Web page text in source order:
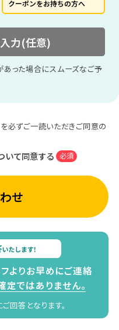
クーポンをお持ちの方へ
力(任意)
あった場合にスムーズなご予
を必ずご一読いただきご同意の
いて同意する 必須
せ
よりお早めにご連絡
定ではありません。
回答となります。